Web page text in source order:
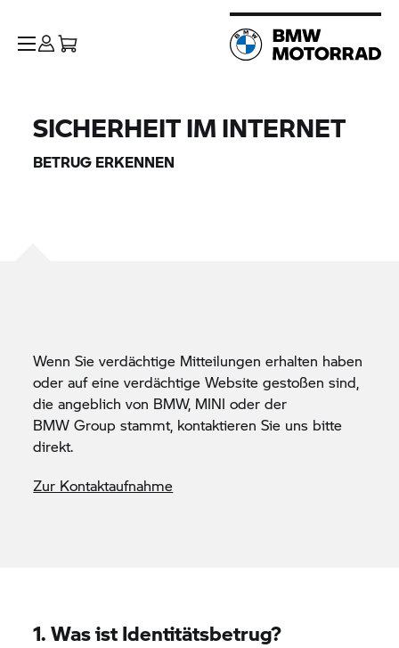
SICHERHEIT IM INTERNET
BETRUG ERKENNEN
Wenn Sie verdächtige Mitteilungen erhalten haben
oder auf eine verdächtige Website gestoßen sind,
die angeblich von BMW, MINI oder der
BMW Group stammt, kontaktieren Sie uns bitte
direkt.
Zur Kontaktaufnahme
1. Was ist Identitätsbetrug?